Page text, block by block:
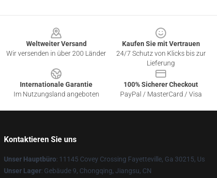
Weltweiter Versand
Wir versenden in über 200 Länder
Kaufen Sie mit Vertrauen
24/7 Schutz von Klicks bis zur
Lieferung
Internationale Garantie
Im Nutzungsland angeboten
100% Sicherer Checkout
PayPal / MasterCard / Visa
Kontaktieren Sie uns
Unser Hauptbüro: 11145 Covey Crossing Fayetteville, Ga 30215, Us
Unser Lager: Gebäude 9, Chongqing, Jiangsu, CN